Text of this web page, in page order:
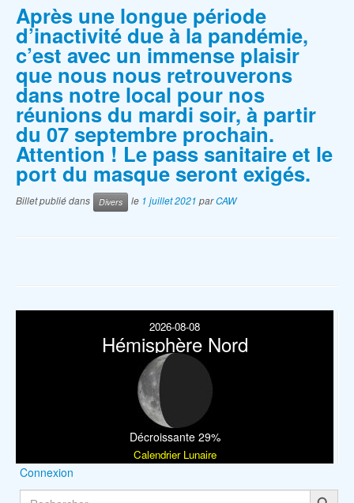
Après une longue période
d’inactivité due à la pandémie,
c’est avec un immense plaisir
que nous nous retrouverons
dans notre local pour nos
réunions du mardi soir, à partir
du 07 septembre prochain.
Attention ! Le pass sanitaire et le
port du masque seront exigés.
Billet publié dans Divers le 1 juillet 2021 parCAW
2026-08-08
Hémisphère Nord
Décroissante 29%
Calendrier Lunaire
Connexion
Search
Search Button